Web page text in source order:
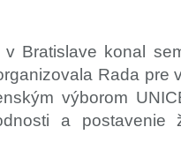
Bratislave konal
Rada pre
výborom
a